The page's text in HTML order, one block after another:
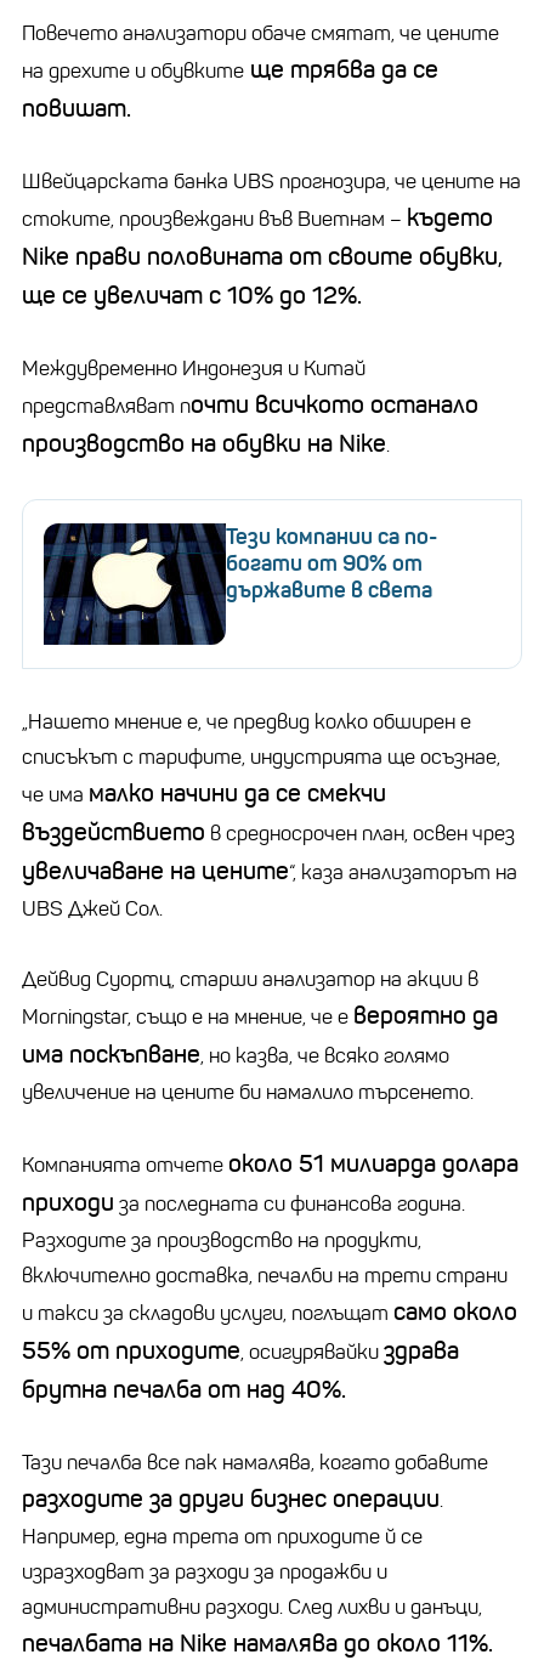
Повечето анализатори обаче смятат, че цените
на дрехите и обувките ще трябва да се
повишат.
Швейцарската банка UBS прогнозира, че цените на
стоките, произвеждани във Виетнам – където
Nike прави половината от своите обувки,
ще се увеличат с 10% до 12%.
Междувременно Индонезия и Китай
представляват почти всичкото останало
производство на обувки на Nike.
Тези компании са по-
богати от 90% от
държавите в света
„Нашето мнение е, че предвид колко обширен е
списъкът с тарифите, индустрията ще осъзнае,
че има малко начини да се смекчи
въздействието в средносрочен план, освен чрез
увеличаване на цените“, каза анализаторът на
UBS Джей Сол.
Дейвид Суортц, старши анализатор на акции в
Morningstar, също е на мнение, че е вероятно да
има поскъпване, но казва, че всяко голямо
увеличение на цените би намалило търсенето.
Компанията отчете около 51 милиарда долара
приходи за последната си финансова година.
Разходите за производство на продукти,
включително доставка, печалби на трети страни
и такси за складови услуги, поглъщат само около
55% от приходите, осигурявайкиздрава
брутна печалба от над 40%.
Тази печалба все пак намалява, когато добавите
разходите за други бизнес операции.
Например, една трета от приходите й се
изразходват за разходи за продажби и
административни разходи. След лихви и данъци,
печалбата на Nike намалява до около 11%.